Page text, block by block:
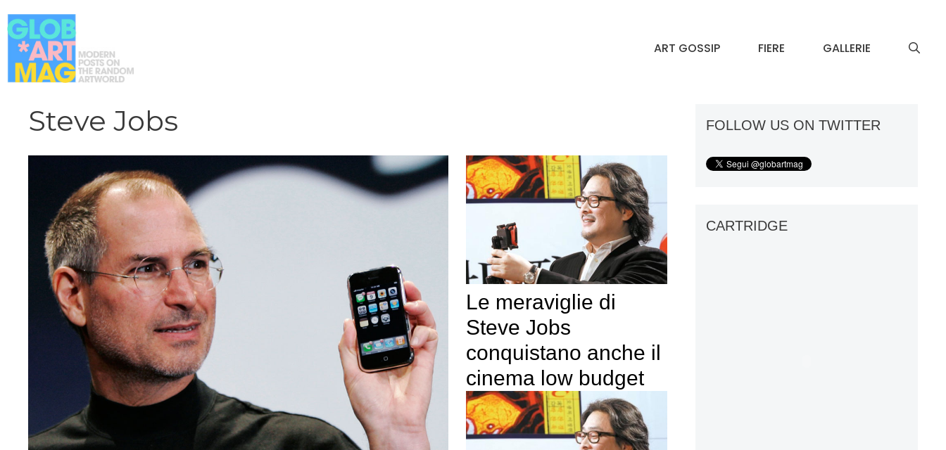
al
contenuto
ART GOSSIP FIERE GALLERIE
Steve Jobs
Le meraviglie di
Steve Jobs
conquistano anche il
cinema low budget
FOLLOW US ON TWITTER
CARTRIDGE